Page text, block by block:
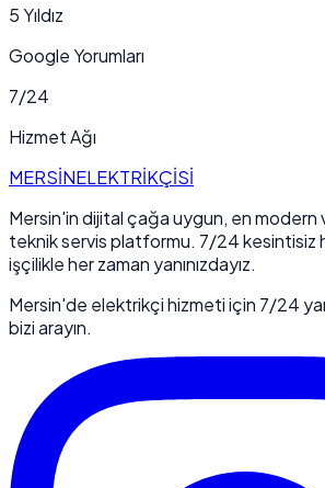
5 Yıldız
Google Yorumları
7/24
Hizmet Ağı
MERSİNELEKTRİKÇİSİ
Mersin'in dijital çağa uygun, en modern
teknik servis platformu. 7/24 kesintisiz
işçilikle her zaman yanınızdayız.
Mersin'de elektrikçi hizmeti için 7/24
bizi arayın.